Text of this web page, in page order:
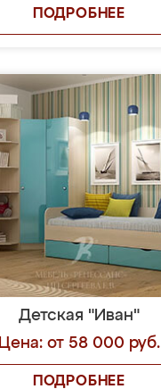
ПОДРОБНЕЕ
Детская "Иван"
Цена: от 58 000 руб.
ПОДРОБНЕЕ